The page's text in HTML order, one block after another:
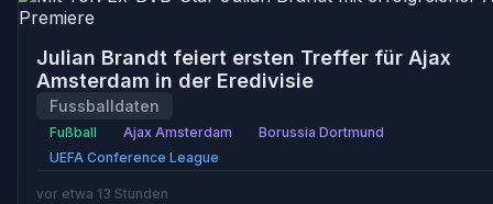
Julian Brandt feiert ersten Treffer für Ajax
Amsterdam in der Eredivisie
Fussballdaten
Fußball Ajax Amsterdam
Borussia Dortmund
UEFA Conference League
vor etwa 13 Stunden